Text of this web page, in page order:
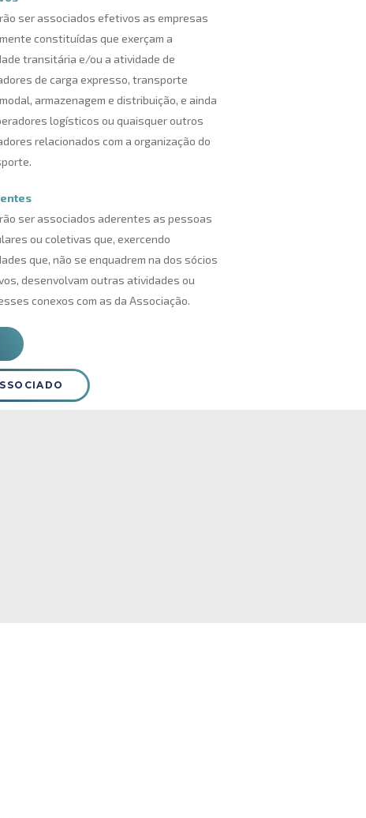
ser associados efetivos as empresas
constituídas que exerçam a
transitária e/ou a atividade de
de carga expresso, transporte
armazenagem e distribuição, e ainda
logísticos ou quaisquer outros
relacionados com a organização do
ser associados aderentes as pessoas
ou coletivas que, exercendo
que, não se enquadrem na dos sócios
desenvolvam outras atividades ou
conexos com as da Associação.